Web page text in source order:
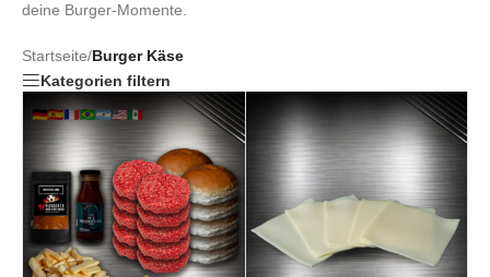
deine Burger-Momente.
Startseite/Burger Käse
Kategorien filtern